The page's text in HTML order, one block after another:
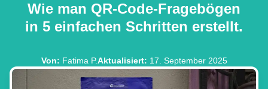
Wie man QR-Code-Fragebögen
in 5 einfachen Schritten erstellt.
Von: Fatima P.Aktualisiert: 17. September 2025